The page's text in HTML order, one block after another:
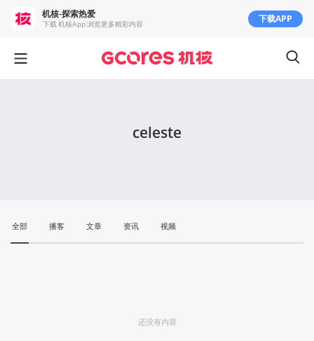
celeste
全部 播客 文章 资讯 视频
还没有内容
机核-探索热爱
下载 机核App 浏览更多精彩内容 下载APP